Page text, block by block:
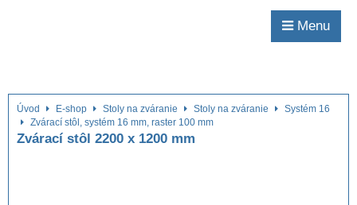
Menu
Úvod E-shop Stoly na zváranie Stoly na zváranie
Systém 16
Zvárací stôl, systém 16 mm, raster 100 mm
Zvárací stôl 2200 x 1200 mm